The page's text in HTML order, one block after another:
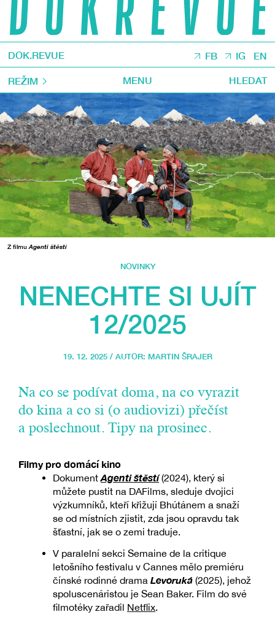
DOK.REVUE FB IG EN
REŽIM MENU HLEDAT
Z filmu Agenti štěstí
NOVINKY
NENECHTE SI UJÍT
12/2025
19. 12. 2025 / AUTOR: MARTIN ŠRAJER
Na co se podívat doma, na co vyrazit
do kina a co si (o audiovizi) přečíst
a poslechnout. Tipy na prosinec.
Filmy pro domácí kino
DokumentAgenti štěstí(2024), který si
můžete pustit na DAFilms, sleduje dvojici
výzkumníků, kteří křižují Bhútánem a snaží
se od místních zjistit, zda jsou opravdu tak
šťastní, jak se o zemi traduje.
V paralelní sekci Semaine de la critique
letošního festivalu v Cannes mělo premiéru
čínské rodinné dramaLevoruká (2025), jehož
spoluscenáristou je Sean Baker. Film do své
filmotéky zařadil Netflix.